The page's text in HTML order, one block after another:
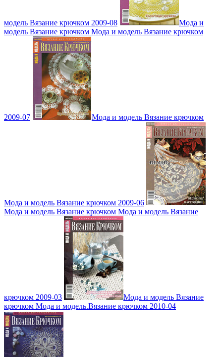
модель Вязание крючком 2009-08
Мода и
модель Вязание крючком Мода и модель Вязание крючком
2009-07 Мода и модель Вязание крючком
Мода и модель Вязание крючком 2009-06
Мода и модель Вязание крючком Мода и модель Вязание
крючком 2009-03
Мода и модель Вязание
крючком Мода и модель.Вязание крючком 2010-04